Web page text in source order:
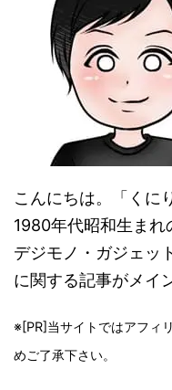
こんにちは。「くに
1980年代昭和生まれ
デジモノ・ガジェッ
に関する記事がメイ
※[PR]当サイトではアフィ
めご了承下さい。